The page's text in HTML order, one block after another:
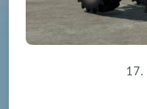
17.